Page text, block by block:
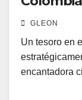
GLEON
Un tesoro en
encantadora